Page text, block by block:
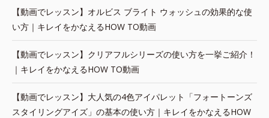
【動画でレッスン】オルビス ブライト ウォッシュの効果的な使
い方｜キレイをかなえるHOW TO動画
【動画でレッスン】クリアフルシリーズの使い方を一挙ご紹介！
｜キレイをかなえるHOW TO動画
【動画でレッスン】大人気の4色アイパレット「フォートーンズ
スタイリングアイズ」の基本の使い方｜キレイをかなえるHOW